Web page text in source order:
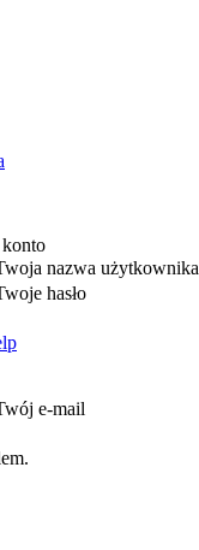
nazwa użytkownika
hasło
e-mail